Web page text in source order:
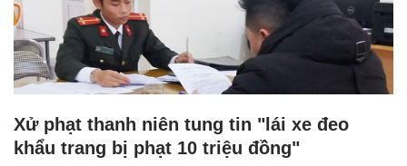
Xử phạt thanh niên tung tin "lái xe đeo
khẩu trang bị phạt 10 triệu đồng"